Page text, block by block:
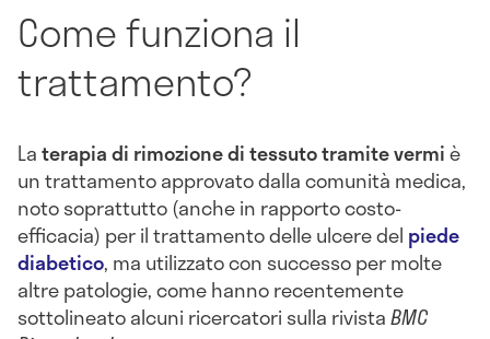
Come funziona il
trattamento?
Laterapia di rimozione di tessuto tramite vermiè
un trattamento approvato dalla comunità medica,
noto soprattutto (anche in rapporto costo-
efficacia) per il trattamento delle ulcere del piede
diabetico, ma utilizzato con successo per molte
altre patologie, come hanno recentemente
sottolineato alcuni ricercatori sulla rivistaBMC